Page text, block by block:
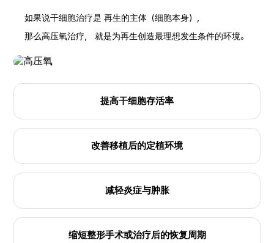
如果说干细胞治疗是 再生的主体（细胞本身），
那么高压氧治疗， 就是为再生创造最理想发生条件的环境。
提高干细胞存活率
改善移植后的定植环境
减轻炎症与肿胀
缩短整形手术或治疗后的恢复周期